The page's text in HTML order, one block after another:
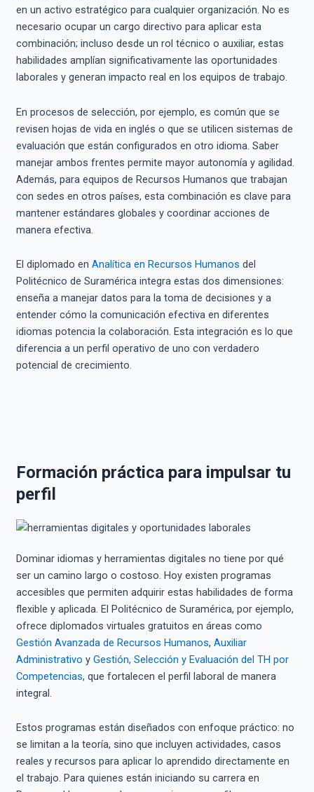
en un activo estratégico para cualquier organización. No es
necesario ocupar un cargo directivo para aplicar esta
combinación; incluso desde un rol técnico o auxiliar, estas
habilidades amplían significativamente las oportunidades
laborales y generan impacto real en los equipos de trabajo.
En procesos de selección, por ejemplo, es común que se
revisen hojas de vida en inglés o que se utilicen sistemas de
evaluación que están configurados en otro idioma. Saber
manejar ambos frentes permite mayor autonomía y agilidad.
Además, para equipos de Recursos Humanos que trabajan
con sedes en otros países, esta combinación es clave para
mantener estándares globales y coordinar acciones de
manera efectiva.
El diplomado en Analítica en Recursos Humanos del
Politécnico de Suramérica integra estas dos dimensiones:
enseña a manejar datos para la toma de decisiones y a
entender cómo la comunicación efectiva en diferentes
idiomas potencia la colaboración. Esta integración es lo que
diferencia a un perfil operativo de uno con verdadero
potencial de crecimiento.
Formación práctica para impulsar tu
perfil
Dominar idiomas y herramientas digitales no tiene por qué
ser un camino largo o costoso. Hoy existen programas
accesibles que permiten adquirir estas habilidades de forma
flexible y aplicada. El Politécnico de Suramérica, por ejemplo,
ofrece diplomados virtuales gratuitos en áreas como
Gestión Avanzada de Recursos Humanos, Auxiliar
Administrativo y Gestión, Selección y Evaluación del TH por
Competencias, que fortalecen el perfil laboral de manera
integral.
Estos programas están diseñados con enfoque práctico: no
se limitan a la teoría, sino que incluyen actividades, casos
reales y recursos para aplicar lo aprendido directamente en
el trabajo. Para quienes están iniciando su carrera en